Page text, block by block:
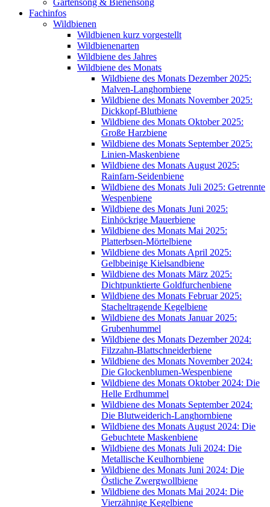
Gartensong & Bienensong
Fachinfos
Wildbienen
Wildbienen kurz vorgestellt
Wildbienenarten
Wildbiene des Jahres
Wildbiene des Monats
Wildbiene des Monats Dezember 2025:
Malven-Langhornbiene
Wildbiene des Monats November 2025:
Dickkopf-Blutbiene
Wildbiene des Monats Oktober 2025:
Große Harzbiene
Wildbiene des Monats September 2025:
Linien-Maskenbiene
Wildbiene des Monats August 2025:
Rainfarn-Seidenbiene
Wildbiene des Monats Juli 2025: Getrennte
Wespenbiene
Wildbiene des Monats Juni 2025:
Einhöckrige Mauerbiene
Wildbiene des Monats Mai 2025:
Platterbsen-Mörtelbiene
Wildbiene des Monats April 2025:
Gelbbeinige Kielsandbiene
Wildbiene des Monats März 2025:
Dichtpunktierte Goldfurchenbiene
Wildbiene des Monats Februar 2025:
Stacheltragende Kegelbiene
Wildbiene des Monats Januar 2025:
Grubenhummel
Wildbiene des Monats Dezember 2024:
Filzzahn-Blattschneiderbiene
Wildbiene des Monats November 2024:
Die Glockenblumen-Wespenbiene
Wildbiene des Monats Oktober 2024: Die
Helle Erdhummel
Wildbiene des Monats September 2024:
Die Blutweiderich-Langhornbiene
Wildbiene des Monats August 2024: Die
Gebuchtete Maskenbiene
Wildbiene des Monats Juli 2024: Die
Metallische Keulhornbiene
Wildbiene des Monats Juni 2024: Die
Östliche Zwergwollbiene
Wildbiene des Monats Mai 2024: Die
Vierzähnige Kegelbiene